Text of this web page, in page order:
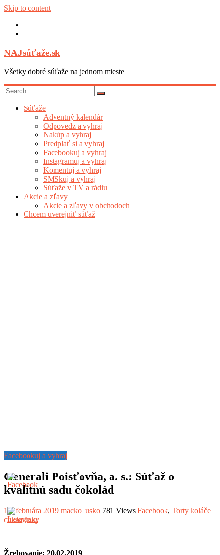
Skip to content
NAJsúťaže.sk
Všetky dobré súťaže na jednom mieste
Súťaže
Adventný kalendár
Odpovedz a vyhraj
Nakúp a vyhraj
Predplať si a vyhraj
Facebookuj a vyhraj
Instagramuj a vyhraj
Komentuj a vyhraj
SMSkuj a vyhraj
Súťaže v TV a rádiu
Akcie a zľavy
Akcie a zľavy v obchodoch
Chcem uverejniť súťaž
Facebookuj a vyhraj
Generali Poisťovňa, a. s.: Súťaž o
kvalitnú sadu čokolád
14. februára 2019 macko_usko 781 Views Facebook, Torty koláče
cukrovinky
Žrebovanie: 20.02.2019